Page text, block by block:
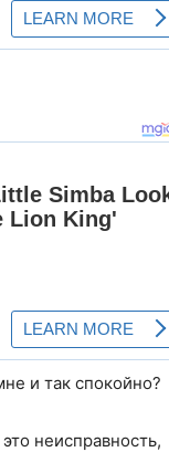
и так спокойно?
неисправность,